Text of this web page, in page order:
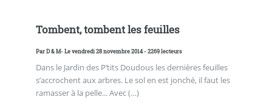
Tombent, tombent les feuilles
ParD & M- Le vendredi 28 novembre 2014 - 2269 lecteurs
Dans le Jardin des P’tits Doudous les dernières feuilles
s’accrochent aux arbres. Le sol en est jonché, il faut les
ramasser à la pelle... Avec (…)